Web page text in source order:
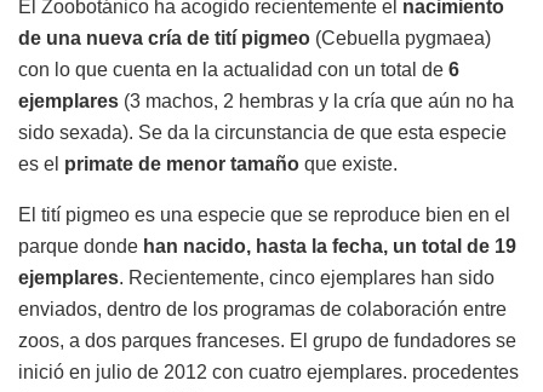
El Zoobotánico ha acogido recientemente el nacimiento
de una nueva cría de tití pigmeo (Cebuella pygmaea)
con lo que cuenta en la actualidad con un total de 6
ejemplares (3 machos, 2 hembras y la cría que aún no ha
sido sexada). Se da la circunstancia de que esta especie
es el primate de menor tamaño que existe.
El tití pigmeo es una especie que se reproduce bien en el
parque donde han nacido, hasta la fecha, un total de 19
ejemplares. Recientemente, cinco ejemplares han sido
enviados, dentro de los programas de colaboración entre
zoos, a dos parques franceses. El grupo de fundadores se
inició en julio de 2012 con cuatro ejemplares. procedentes